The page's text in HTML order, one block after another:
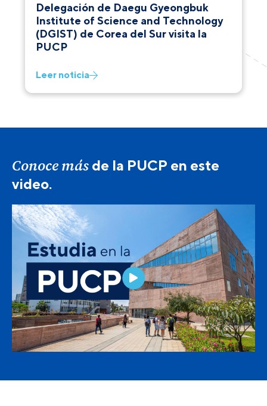
Delegación de Daegu Gyeongbuk
Institute of Science and Technology
(DGIST) de Corea del Sur visita la
PUCP
Leer noticia
Conoce más de la PUCP en este
video.